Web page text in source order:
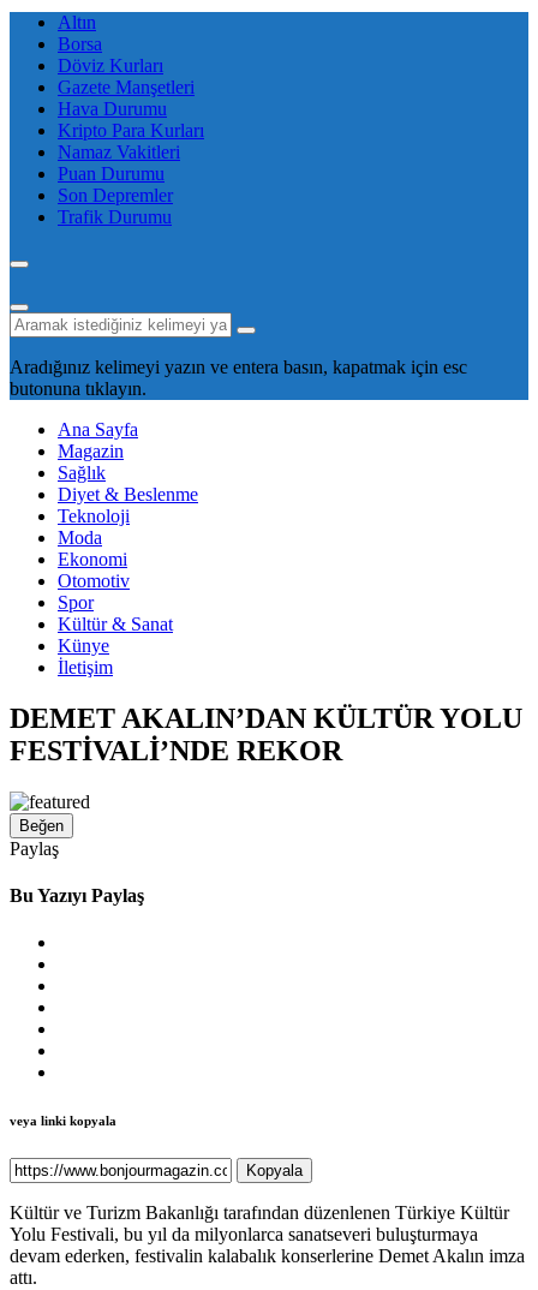
Altın
Borsa
Döviz Kurları
Gazete Manşetleri
Hava Durumu
Kripto Para Kurları
Namaz Vakitleri
Puan Durumu
Son Depremler
Trafik Durumu
Aradığınız kelimeyi yazın ve entera basın, kapatmak için esc
butonuna tıklayın.
Ana Sayfa
Magazin
Sağlık
Diyet & Beslenme
Teknoloji
Moda
Ekonomi
Otomotiv
Spor
Kültür & Sanat
Künye
İletişim
DEMET AKALIN’DAN KÜLTÜR YOLU
FESTİVALİ’NDE REKOR
Beğen
Paylaş
Bu Yazıyı Paylaş
veya linki kopyala
Kopyala
Kültür ve Turizm Bakanlığı tarafından düzenlenen Türkiye Kültür
Yolu Festivali, bu yıl da milyonlarca sanatseveri buluşturmaya
devam ederken, festivalin kalabalık konserlerine Demet Akalın imza
attı.